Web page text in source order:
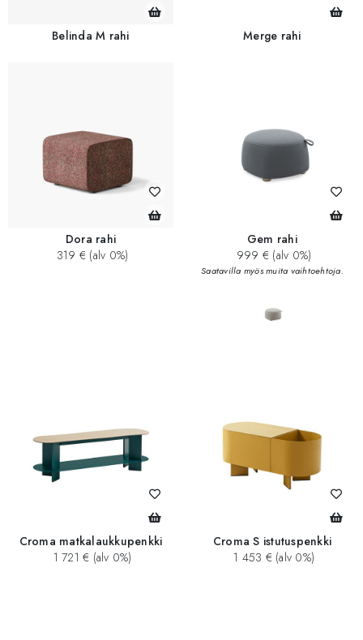
Belinda M rahi Merge rahi
Dora rahi
319 € (alv 0%)
Gem rahi
999 € (alv 0%)
Saatavilla myös muita vaihtoehtoja.
Croma matkalaukkupenkki
1 721 € (alv 0%)
Croma S istutuspenkki
1 453 € (alv 0%)